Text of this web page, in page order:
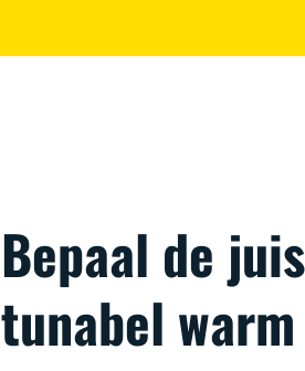
Bepaal de
tunabel